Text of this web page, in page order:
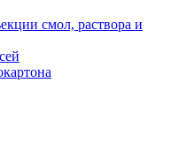
смол, раствора и